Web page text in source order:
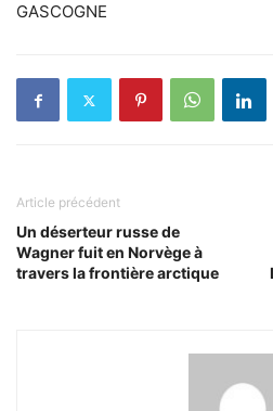
GASCOGNE
Article précédent
Un déserteur russe de
Wagner fuit en Norvège à
travers la frontière arctique